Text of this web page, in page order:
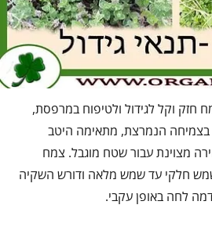
חזק וקל לגידול ולטיפוח במרפסת,
בצמיחה הנמרצת, מתאימה היטב
מצוינת עבור שטח מוגבל. צמח
חלקי עד שמש מלאה ודורש השקיה
לחה באופן עקבי.